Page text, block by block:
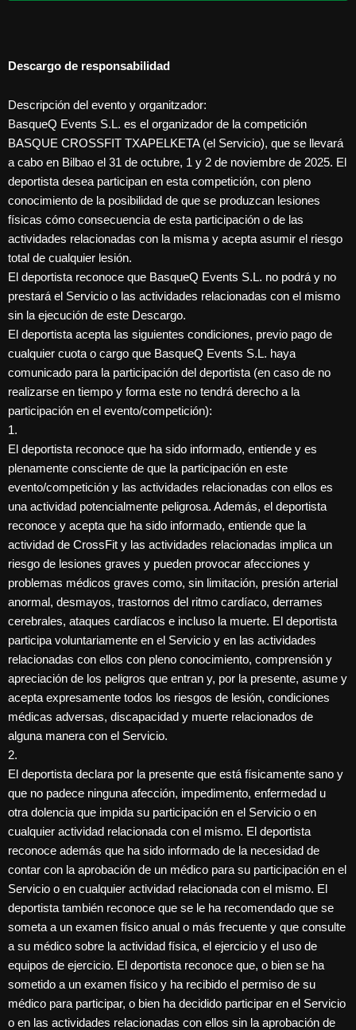
Descargo de responsabilidad
Descripción del evento y organitzador:
BasqueQ Events S.L. es el organizador de la competición
BASQUE CROSSFIT TXAPELKETA (el Servicio), que se llevará
a cabo en Bilbao el 31 de octubre, 1 y 2 de noviembre de 2025. El
deportista desea participan en esta competición, con pleno
conocimiento de la posibilidad de que se produzcan lesiones
físicas cómo consecuencia de esta participación o de las
actividades relacionadas con la misma y acepta asumir el riesgo
total de cualquier lesión.
El deportista reconoce que BasqueQ Events S.L. no podrá y no
prestará el Servicio o las actividades relacionadas con el mismo
sin la ejecución de este Descargo.
El deportista acepta las siguientes condiciones, previo pago de
cualquier cuota o cargo que BasqueQ Events S.L. haya
comunicado para la participación del deportista (en caso de no
realizarse en tiempo y forma este no tendrá derecho a la
participación en el evento/competición):
1.
El deportista reconoce que ha sido informado, entiende y es
plenamente consciente de que la participación en este
evento/competición y las actividades relacionadas con ellos es
una actividad potencialmente peligrosa. Además, el deportista
reconoce y acepta que ha sido informado, entiende que la
actividad de CrossFit y las actividades relacionadas implica un
riesgo de lesiones graves y pueden provocar afecciones y
problemas médicos graves como, sin limitación, presión arterial
anormal, desmayos, trastornos del ritmo cardíaco, derrames
cerebrales, ataques cardíacos e incluso la muerte. El deportista
participa voluntariamente en el Servicio y en las actividades
relacionadas con ellos con pleno conocimiento, comprensión y
apreciación de los peligros que entran y, por la presente, asume y
acepta expresamente todos los riesgos de lesión, condiciones
médicas adversas, discapacidad y muerte relacionados de
alguna manera con el Servicio.
2.
El deportista declara por la presente que está físicamente sano y
que no padece ninguna afección, impedimento, enfermedad u
otra dolencia que impida su participación en el Servicio o en
cualquier actividad relacionada con el mismo. El deportista
reconoce además que ha sido informado de la necesidad de
contar con la aprobación de un médico para su participación en el
Servicio o en cualquier actividad relacionada con el mismo. El
deportista también reconoce que se le ha recomendado que se
someta a un examen físico anual o más frecuente y que consulte
a su médico sobre la actividad física, el ejercicio y el uso de
equipos de ejercicio. El deportista reconoce que, o bien se ha
sometido a un examen físico y ha recibido el permiso de su
médico para participar, o bien ha decidido participar en el Servicio
o en las actividades relacionadas con ellos sin la aprobación de